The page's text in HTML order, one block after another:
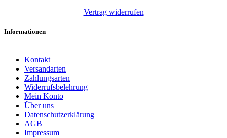
Vertrag widerrufen
Informationen
Kontakt
Versandarten
Zahlungsarten
Widerrufsbelehrung
Mein Konto
Über uns
Datenschutzerklärung
AGB
Impressum